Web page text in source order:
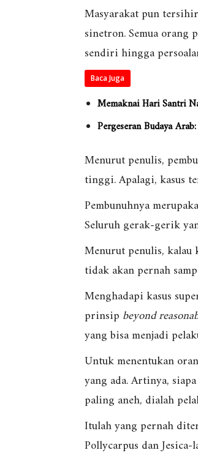
Masyarakat pun
sinetron. Semua orang
sendiri hingga
Baca Juga
Memaknai Hari Santri
Pergeseran Budaya
Menurut penulis,
tinggi. Apalagi, kasus
Pembunuhnya
Seluruh gerak-gerik
Menurut penulis, kalau
tidak akan pernah
Menghadapi kasus
prinsip beyond
yang bisa menjadi
Untuk menentukan
yang ada. Artinya,
paling aneh, dialah
Itulah yang pernah
Pollycarpus dan